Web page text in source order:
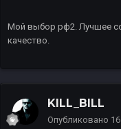
Мой выбор рф2. Лучшее
качество.
KILL_BILL
Опубликовано